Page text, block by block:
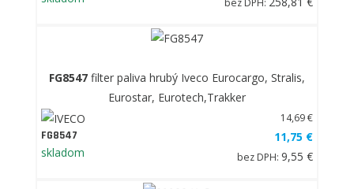
bez DPH:
FG8547 filter paliva hrubý Iveco Eurocargo, Stralis,
Eurostar, Eurotech,Trakker
FG8547
skladom
14,69 €
11,75 €
bez DPH: 9,55 €